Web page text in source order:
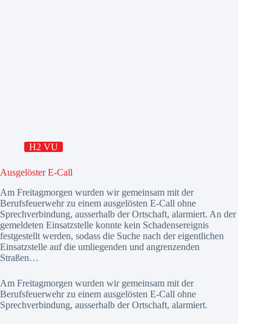
H2 VU
Ausgelöster E-Call
Am Freitagmorgen wurden wir gemeinsam mit der
Berufsfeuerwehr zu einem ausgelösten E-Call ohne
Sprechverbindung, ausserhalb der Ortschaft, alarmiert. An der
gemeldeten Einsatzstelle konnte kein Schadensereignis
festgestellt werden, sodass die Suche nach der eigentlichen
Einsatzstelle auf die umliegenden und angrenzenden
Straßen…
Am Freitagmorgen wurden wir gemeinsam mit der
Berufsfeuerwehr zu einem ausgelösten E-Call ohne
Sprechverbindung, ausserhalb der Ortschaft, alarmiert.